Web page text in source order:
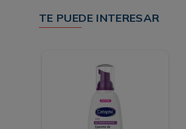
TE PUEDE INTERESAR